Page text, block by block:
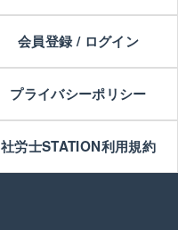
会員登録 / ログイン
プライバシーポリシー
社労士STATION利用規約